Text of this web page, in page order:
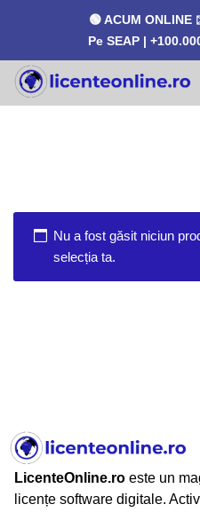
🟢 ACUM
Pe SEAP |
Sari
Nu a fost găsit niciun
selecția ta.
LicenteOnline.ro este un
licențe software digitale.